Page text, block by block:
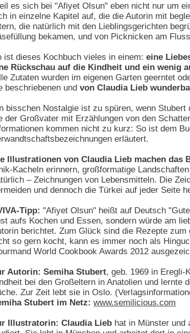
es sich bei "Afiyet Olsun" eben nicht nur um
in einzelne Kapitel auf, die die Autorin mit
die natürlich mit den Lieblingsgerichten
bekamen, und von Picknicken am
ist dieses Kochbuch vieles in einem: eine
Rückschau auf die Kindheit und ein wenig
Zutaten wurden im eigenen Garten geerntet
beschriebenen und von Claudia Lieb
bisschen Nostalgie ist zu spüren, wenn
der Großvater mit Erzählungen von den
kommen nicht zu kurz: So ist dem
erläutert.
Illustrationen von Claudia Lieb machen das
Kacheln erinnern, großformatige
– Zeichnungen von Lebensmitteln. Die
und dennoch die Türkei auf jeder Seite
Tipp: "Afiyet Olsun" heißt auf Deutsch
aufs Kochen und Essen, sondern würde am
berichtet. Zum Glück sind die Rezepte
so gern kocht, kann es immer noch als
World Cookbook Awards 2012
Autorin: Semiha Stubert, geb. 1969 in Eregli-
bei den Großeltern in Anatolien und
Zur Zeit lebt sie in Oslo.
Stubert im Netz: www.semilicious.com
Illustratorin: Claudia Lieb hat in Münster und